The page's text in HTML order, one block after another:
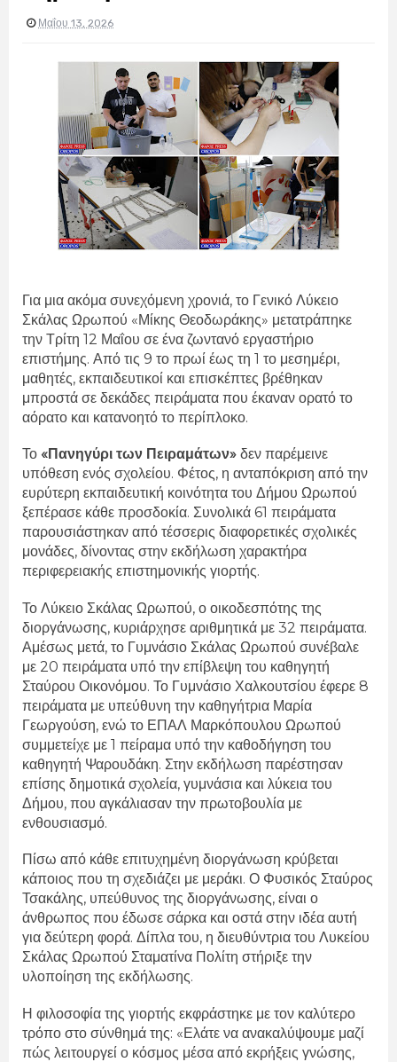
Μαΐου 13, 2026
Για μια ακόμα συνεχόμενη χρονιά, το Γενικό Λύκειο
Σκάλας Ωρωπού «Μίκης Θεοδωράκης» μετατράπηκε
την Τρίτη 12 Μαΐου σε ένα ζωντανό εργαστήριο
επιστήμης. Από τις 9 το πρωί έως τη 1 το μεσημέρι,
μαθητές, εκπαιδευτικοί και επισκέπτες βρέθηκαν
μπροστά σε δεκάδες πειράματα που έκαναν ορατό το
αόρατο και κατανοητό το περίπλοκο.
Το «Πανηγύρι των Πειραμάτων» δεν παρέμεινε
υπόθεση ενός σχολείου. Φέτος, η ανταπόκριση από την
ευρύτερη εκπαιδευτική κοινότητα του Δήμου Ωρωπού
ξεπέρασε κάθε προσδοκία. Συνολικά 61 πειράματα
παρουσιάστηκαν από τέσσερις διαφορετικές σχολικές
μονάδες, δίνοντας στην εκδήλωση χαρακτήρα
περιφερειακής επιστημονικής γιορτής.
Το Λύκειο Σκάλας Ωρωπού, ο οικοδεσπότης της
διοργάνωσης, κυριάρχησε αριθμητικά με 32 πειράματα.
Αμέσως μετά, το Γυμνάσιο Σκάλας Ωρωπού συνέβαλε
με 20 πειράματα υπό την επίβλεψη του καθηγητή
Σταύρου Οικονόμου. Το Γυμνάσιο Χαλκουτσίου έφερε 8
πειράματα με υπεύθυνη την καθηγήτρια Μαρία
Γεωργούση, ενώ το ΕΠΑΛ Μαρκόπουλου Ωρωπού
συμμετείχε με 1 πείραμα υπό την καθοδήγηση του
καθηγητή Ψαρουδάκη. Στην εκδήλωση παρέστησαν
επίσης δημοτικά σχολεία, γυμνάσια και λύκεια του
Δήμου, που αγκάλιασαν την πρωτοβουλία με
ενθουσιασμό.
Πίσω από κάθε επιτυχημένη διοργάνωση κρύβεται
κάποιος που τη σχεδιάζει με μεράκι. Ο Φυσικός Σταύρος
Τσακάλης, υπεύθυνος της διοργάνωσης, είναι ο
άνθρωπος που έδωσε σάρκα και οστά στην ιδέα αυτή
για δεύτερη φορά. Δίπλα του, η διευθύντρια του Λυκείου
Σκάλας Ωρωπού Σταματίνα Πολίτη στήριξε την
υλοποίηση της εκδήλωσης.
Η φιλοσοφία της γιορτής εκφράστηκε με τον καλύτερο
τρόπο στο σύνθημά της: «Ελάτε να ανακαλύψουμε μαζί
πώς λειτουργεί ο κόσμος μέσα από εκρήξεις γνώσης,